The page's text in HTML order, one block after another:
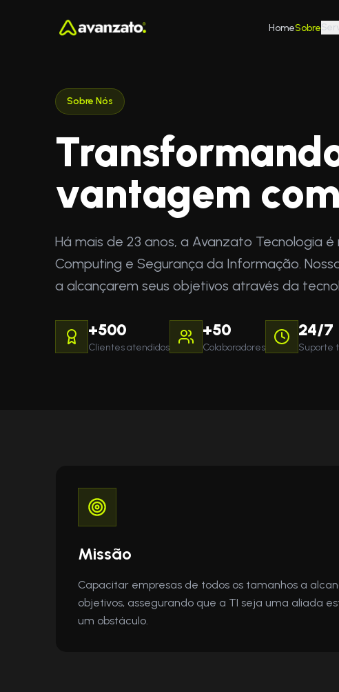
HomeSobre
Sobre Nós
vantagem
Há mais de 23 anos, a Avanzato Tecnologia
Computing e Segurança da Informação.
a alcançarem seus objetivos através da
+500
Clientes atendidos
+50
Colaboradores
24/7
Suporte
Missão
Capacitar empresas de todos os tamanhos a
objetivos, assegurando que a TI seja uma aliada
um obstáculo.